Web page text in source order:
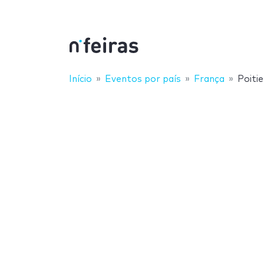
Início Eventos por país França